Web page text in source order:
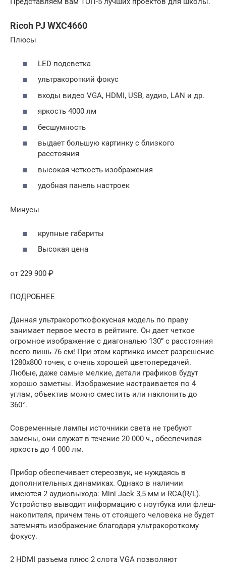
Ricoh PJ WXC4660
Плюсы
LED подсветка
ультракороткий фокус
входы видео VGA, HDMI, USB, аудио, LAN и др.
яркость 4000 лм
бесшумность
выдает большую картинку с близкого
расстояния
высокая четкость изображения
удобная панель настроек
Минусы
крупные габариты
Высокая цена
от 229 900 ₽
ПОДРОБНЕЕ
Данная ультракороткофокусная модель по праву
занимает первое место в рейтинге. Он дает четкое
огромное изображение с диагональю 130” с расстояния
всего лишь 76 см! При этом картинка имеет разрешение
1280х800 точек, с очень хорошей цветопередачей.
Любые, даже самые мелкие, детали графиков будут
хорошо заметны. Изображение настраивается по 4
углам, объектив можно сместить или наклонить до
360°.
Современные лампы источники света не требуют
замены, они служат в течение 20 000 ч., обеспечивая
яркость до 4 000 лм.
Прибор обеспечивает стереозвук, не нуждаясь в
дополнительных динамиках. Однако в наличии
имеются 2 аудиовыхода: Mini Jack 3,5 мм и RCA(R/L).
Устройство выводит информацию с ноутбука или флеш-
накопителя, причем тень от стоящего человека не будет
затемнять изображение благодаря ультракороткому
фокусу.
2 HDMI разъема плюс 2 слота VGA позволяют